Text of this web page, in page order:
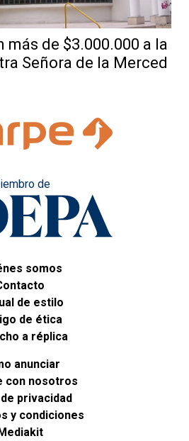
más de $3.000.000 a la
Señora de la Merced
de
somos
de estilo
de ética
a réplica
anunciar
con nosotros
privacidad
y condiciones